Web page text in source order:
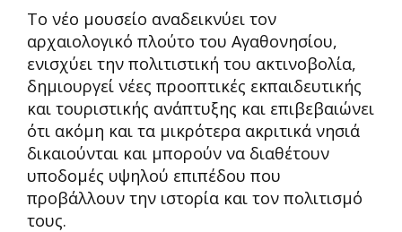
Το νέο μουσείο αναδεικνύει τον
αρχαιολογικό πλούτο του Αγαθονησίου,
ενισχύει την πολιτιστική του ακτινοβολία,
δημιουργεί νέες προοπτικές εκπαιδευτικής
και τουριστικής ανάπτυξης και επιβεβαιώνει
ότι ακόμη και τα μικρότερα ακριτικά νησιά
δικαιούνται και μπορούν να διαθέτουν
υποδομές υψηλού επιπέδου που
προβάλλουν την ιστορία και τον πολιτισμό
τους.